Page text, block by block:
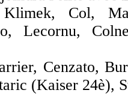
Col,
Lecornu,
Cenzato,
(Kaiser 24è),